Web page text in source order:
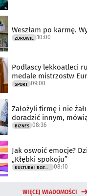
Weszłam po karmę.
ZDROWIE 10:00
Podlascy lekkoatleci
medale mistrzostw
SPORT 09:00
Założyli firmę i nie
doradzić innym,
BIZNES 08:36
Jak oswoić emocje?
„Kłębki spokoju”
KULTURA I ROZRYWKA 08:10
WIĘCEJ WIADOMOŚCI